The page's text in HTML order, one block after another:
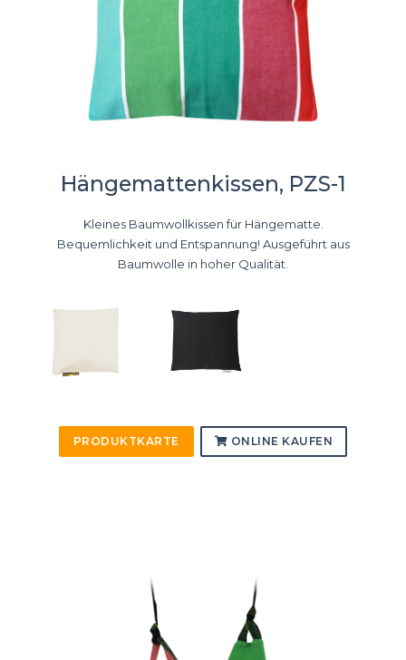
Hängemattenkissen, PZS-1
Kleines Baumwollkissen für Hängematte.
Bequemlichkeit und Entspannung! Ausgeführt aus
Baumwolle in hoher Qualität.
PRODUKTKARTE ONLINE KAUFEN